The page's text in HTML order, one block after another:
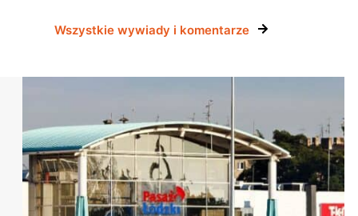
Wszystkie wywiady i komentarze